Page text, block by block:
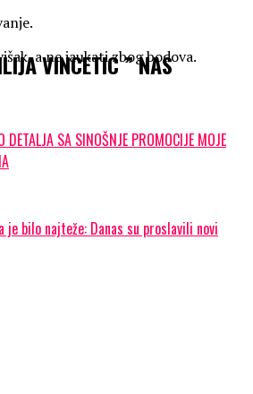
a ne jaukati zbog bodova.
DETALJA SA SINOŠNJE PROMOCIJE MOJE
bilo najteže: Danas su proslavili novi
VINCETIC ” NAS